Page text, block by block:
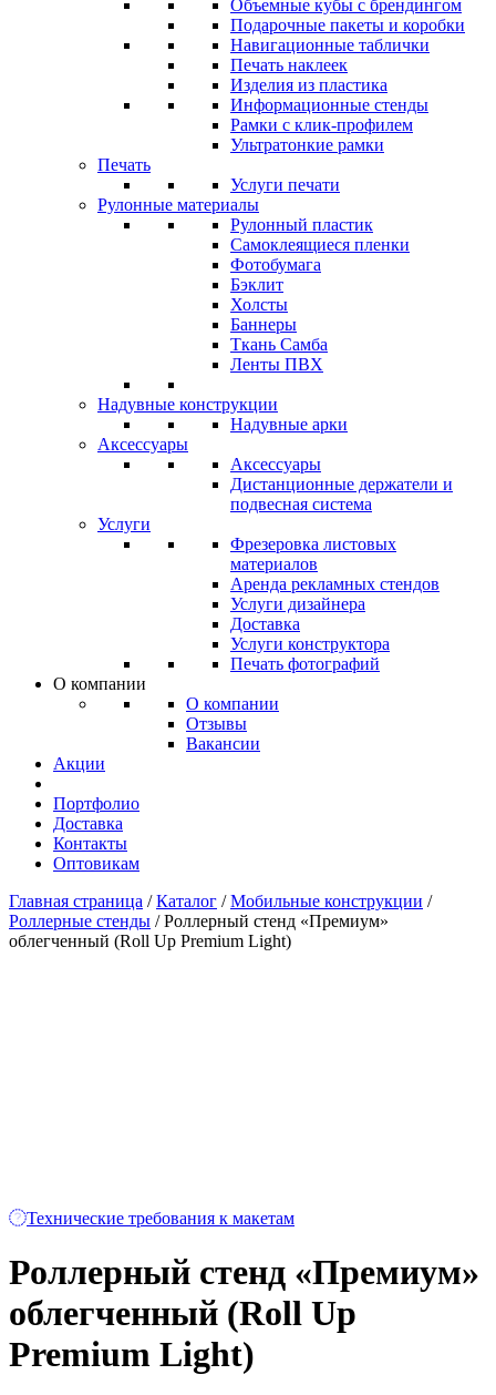
Объемные кубы с брендингом
Подарочные пакеты и коробки
Навигационные таблички
Печать наклеек
Изделия из пластика
Информационные стенды
Рамки с клик-профилем
Ультратонкие рамки
Печать
Услуги печати
Рулонные материалы
Рулонный пластик
Самоклеящиеся пленки
Фотобумага
Бэклит
Холсты
Баннеры
Ткань Самба
Ленты ПВХ
Надувные конструкции
Надувные арки
Аксессуары
Аксессуары
Дистанционные держатели и
подвесная система
Услуги
Фрезеровка листовых
материалов
Аренда рекламных стендов
Услуги дизайнера
Доставка
Услуги конструктора
Печать фотографий
О компании
О компании
Отзывы
Вакансии
Акции
Портфолио
Доставка
Контакты
Оптовикам
Главная страница /Каталог /Мобильные конструкции /
Роллерные стенды /Роллерный стенд «Премиум»
облегченный (Roll Up Premium Light)
Технические требования к макетам
Роллерный стенд «Премиум»
облегченный (Roll Up
Premium Light)